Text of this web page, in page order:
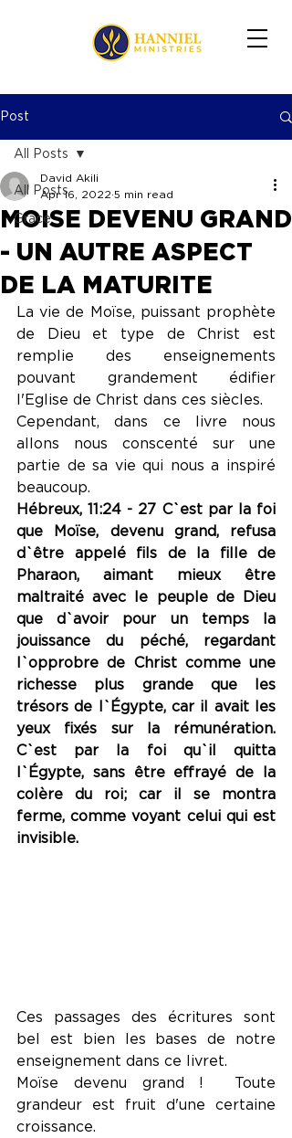
Post
All Posts
Grace
All Posts
MOISE DEVENU GRAND
- UN AUTRE ASPECT
DE LA MATURITE
David Akili
Apr 16, 2022 5 min read
La vie de Moïse, puissant prophète
de Dieu et type de Christ est
remplie des enseignements
pouvant grandement édifier
l'Eglise de Christ dans ces siècles.
Cependant, dans ce livre nous
allons nous conscenté sur une
partie de sa vie qui nous a inspiré
beaucoup.
Hébreux, 11:24 - 27 C`est par la foi
que Moïse, devenu grand, refusa
d`être appelé fils de la fille de
Pharaon, aimant mieux être
maltraité avec le peuple de Dieu
que d`avoir pour un temps la
jouissance du péché, regardant
l`opprobre de Christ comme une
richesse plus grande que les
trésors de l`Égypte, car il avait les
yeux fixés sur la rémunération.
C`est par la foi qu`il quitta
l`Égypte, sans être effrayé de la
colère du roi; car il se montra
ferme, comme voyant celui qui est
invisible.
Ces passages des écritures sont
bel est bien les bases de notre
enseignement dans ce livret.
Moïse devenu grand !  Toute
grandeur est fruit d'une certaine
croissance.